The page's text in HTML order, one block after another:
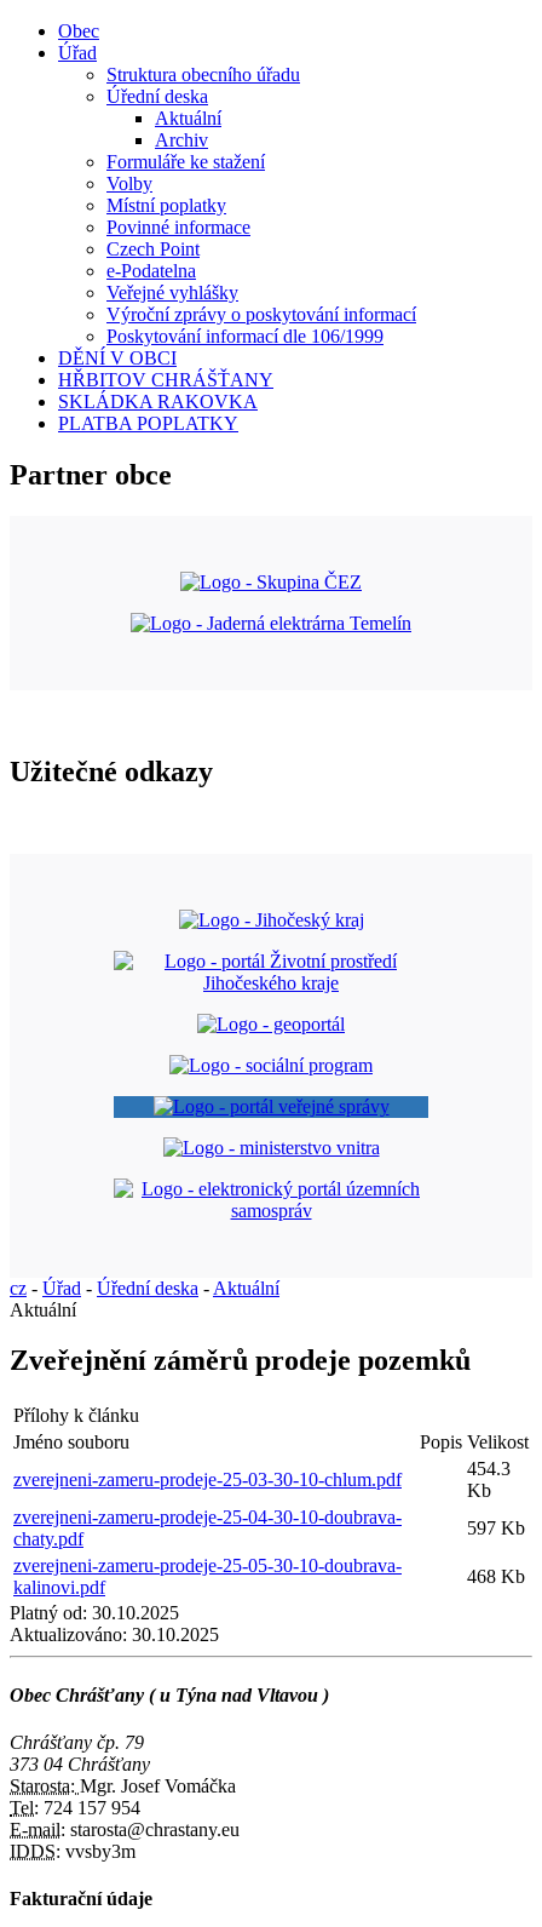
Obec
Úřad
Struktura obecního úřadu
Úřední deska
Aktuální
Archiv
Formuláře ke stažení
Volby
Místní poplatky
Povinné informace
Czech Point
e-Podatelna
Veřejné vyhlášky
Výroční zprávy o poskytování informací
Poskytování informací dle 106/1999
DĚNÍ V OBCI
HŘBITOV CHRÁŠŤANY
SKLÁDKA RAKOVKA
PLATBA POPLATKY
Partner obce
Užitečné odkazy
cz - Úřad - Úřední deska - Aktuální
Aktuální
Zveřejnění záměrů prodeje pozemků
Přílohy k článku
Jméno souboru
Popis Velikost
zverejneni-zameru-prodeje-25-03-30-10-chlum.pdf
454.3
Kb
zverejneni-zameru-prodeje-25-04-30-10-doubrava-
chaty.pdf
597 Kb
zverejneni-zameru-prodeje-25-05-30-10-doubrava-
kalinovi.pdf
468 Kb
Platný od: 30.10.2025
Aktualizováno: 30.10.2025
Obec Chrášťany ( u Týna nad Vltavou )
Chrášťany čp. 79
373 04 Chrášťany
Starosta: Mgr. Josef Vomáčka
Tel: 724 157 954
E-mail: starosta@chrastany.eu
IDDS: vvsby3m
Fakturační údaje